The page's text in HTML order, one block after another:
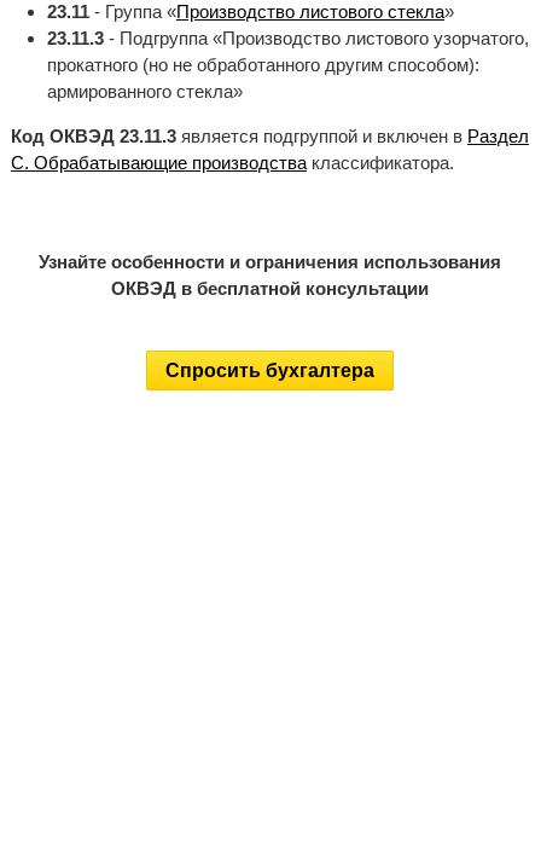
23.11- Группа «Производство листового стекла»
23.11.3- Подгруппа «Производство листового узорчатого,
прокатного (но не обработанного другим способом):
армированного стекла»
Код ОКВЭД 23.11.3является подгруппой и включен в Раздел
C. Обрабатывающие производстваклассификатора.
Узнайте особенности и ограничения использования
ОКВЭД в бесплатной консультации
Спросить бухгалтера